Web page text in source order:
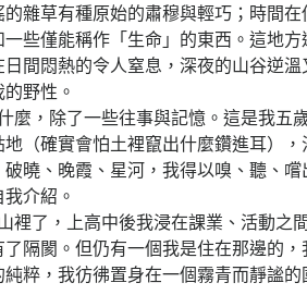
的雜草有種原始的肅穆與輕巧；時間
些僅能稱作「生命」的東西。這地
間悶熱的令人窒息，深夜的山谷逆
野性。
除了一些往事與記憶。這是我五
（確實會怕土裡竄出什麼鑽進耳）
曉、晚霞、星河，我得以嗅、聽、
介紹。
，上高中後我浸在課業、活動之
隔閡。但仍有一個我是住在那邊的
粹，我彷彿置身在一個霧青而靜謐